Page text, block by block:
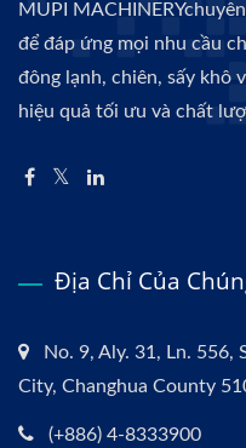
MUPI
để đáp ứng mọi nhu cầu
đông lạnh, chiên, sấy khô
hiệu quả tối ưu và chất
Địa Chỉ Của
No. 9, Aly. 31, Ln. 556,
City, Changhua County
(+886) 4-8333900